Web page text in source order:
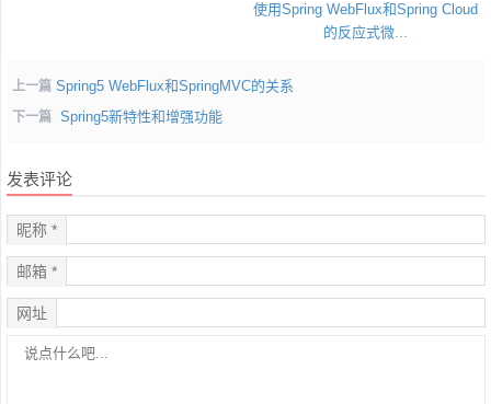
使用Spring WebFlux和Spring Cloud
的反应式微...
上一篇 Spring5 WebFlux和SpringMVC的关系
下一篇 Spring5新特性和增强功能
发表评论
昵称 *
邮箱 *
网址